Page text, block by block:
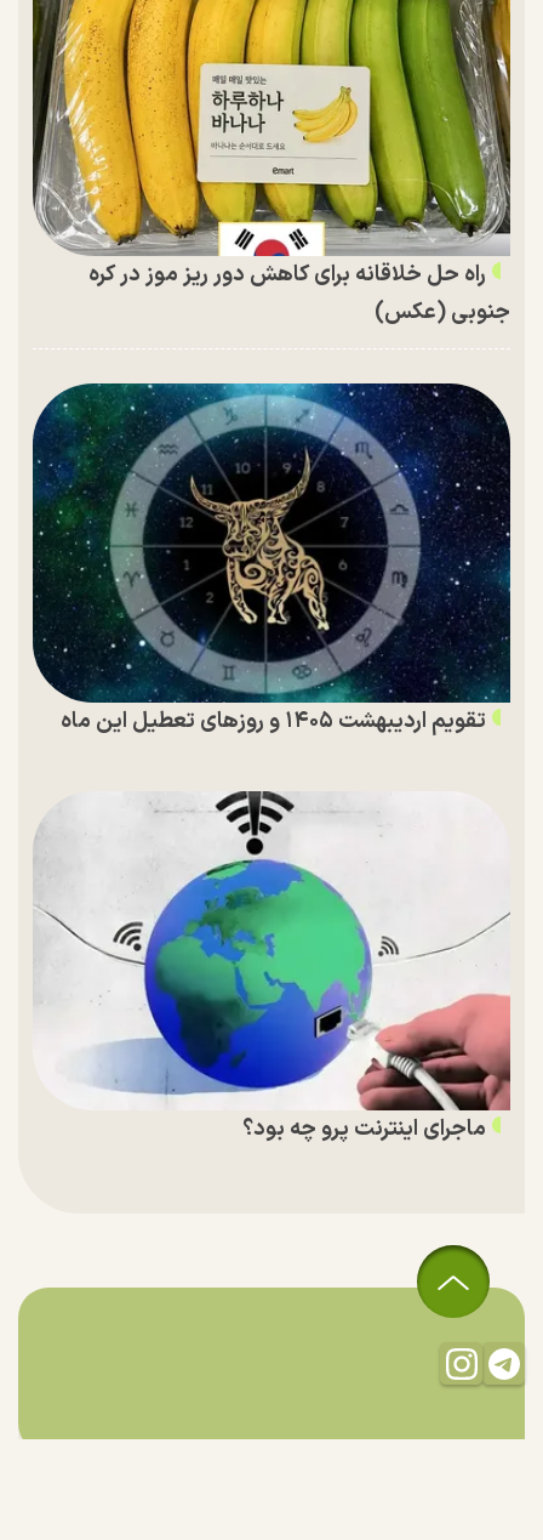
راه حل خلاقانه برای کاهش دور ریز موز در کره
جنوبی (عکس)
تقویم اردیبهشت ۱۴۰۵ و روز‌های تعطیل این ماه
ماجرای اینترنت پرو چه بود؟